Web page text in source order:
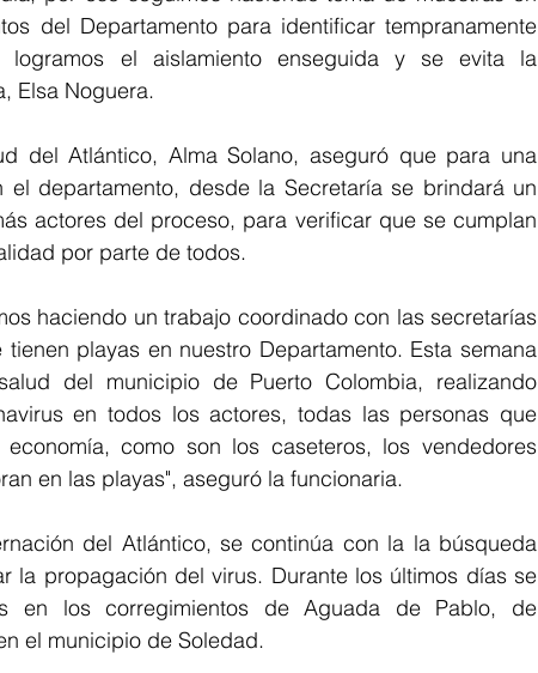
del Departamento para identificar tempranamente
logramos el aislamiento enseguida y se evita la
Elsa Noguera.
del Atlántico, Alma Solano, aseguró que para una
departamento, desde la Secretaría se brindará un
actores del proceso, para verificar que se cumplan
por parte de todos.
haciendo un trabajo coordinado con las secretarías
playas en nuestro Departamento. Esta semana
del municipio de Puerto Colombia, realizando
en todos los actores, todas las personas que
como son los caseteros, los vendedores
en las playas", aseguró la funcionaria.
del Atlántico, se continúa con la la búsqueda
la propagación del virus. Durante los últimos días se
en los corregimientos de Aguada de Pablo, de
el municipio de Soledad.